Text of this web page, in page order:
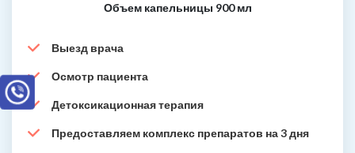
Объем капельницы 900 мл
Выезд врача
Осмотр пациента
Детоксикационная терапия
Предоставляем комплекс препаратов на 3 дня